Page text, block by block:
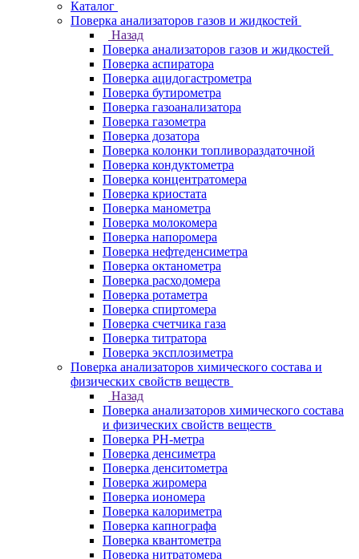
Каталог
Поверка анализаторов газов и жидкостей
Назад
Поверка анализаторов газов и жидкостей
Поверка аспиратора
Поверка ацидогастрометра
Поверка бутирометра
Поверка газоанализатора
Поверка газометра
Поверка дозатора
Поверка колонки топливораздаточной
Поверка кондуктометра
Поверка концентратомера
Поверка криостата
Поверка манометра
Поверка молокомера
Поверка напоромера
Поверка нефтеденсиметра
Поверка октанометра
Поверка расходомера
Поверка ротаметра
Поверка спиртомера
Поверка счетчика газа
Поверка титратора
Поверка эксплозиметра
Поверка анализаторов химического состава и
физических свойств веществ
Назад
Поверка анализаторов химического состава
и физических свойств веществ
Поверка PH-метра
Поверка денсиметра
Поверка денситометра
Поверка жиромера
Поверка иономера
Поверка калориметра
Поверка капнографа
Поверка квантометра
Поверка нитратомера